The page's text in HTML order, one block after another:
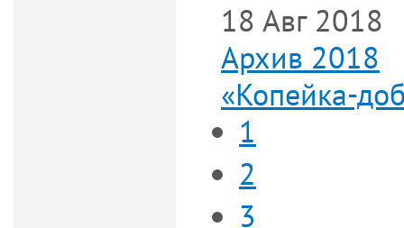
18 Авг 2018
Архив 2018
«Копейка-
1
2
3